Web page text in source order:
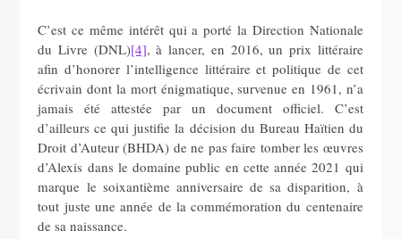
C’est ce même intérêt qui a porté la Direction Nationale
du Livre (DNL)[4], à lancer, en 2016, un prix littéraire
afin d’honorer l’intelligence littéraire et politique de cet
écrivain dont la mort énigmatique, survenue en 1961, n’a
jamais été attestée par un document officiel. C’est
d’ailleurs ce qui justifie la décision du Bureau Haïtien du
Droit d’Auteur (BHDA) de ne pas faire tomber les œuvres
d’Alexis dans le domaine public en cette année 2021 qui
marque le soixantième anniversaire de sa disparition, à
tout juste une année de la commémoration du centenaire
de sa naissance.